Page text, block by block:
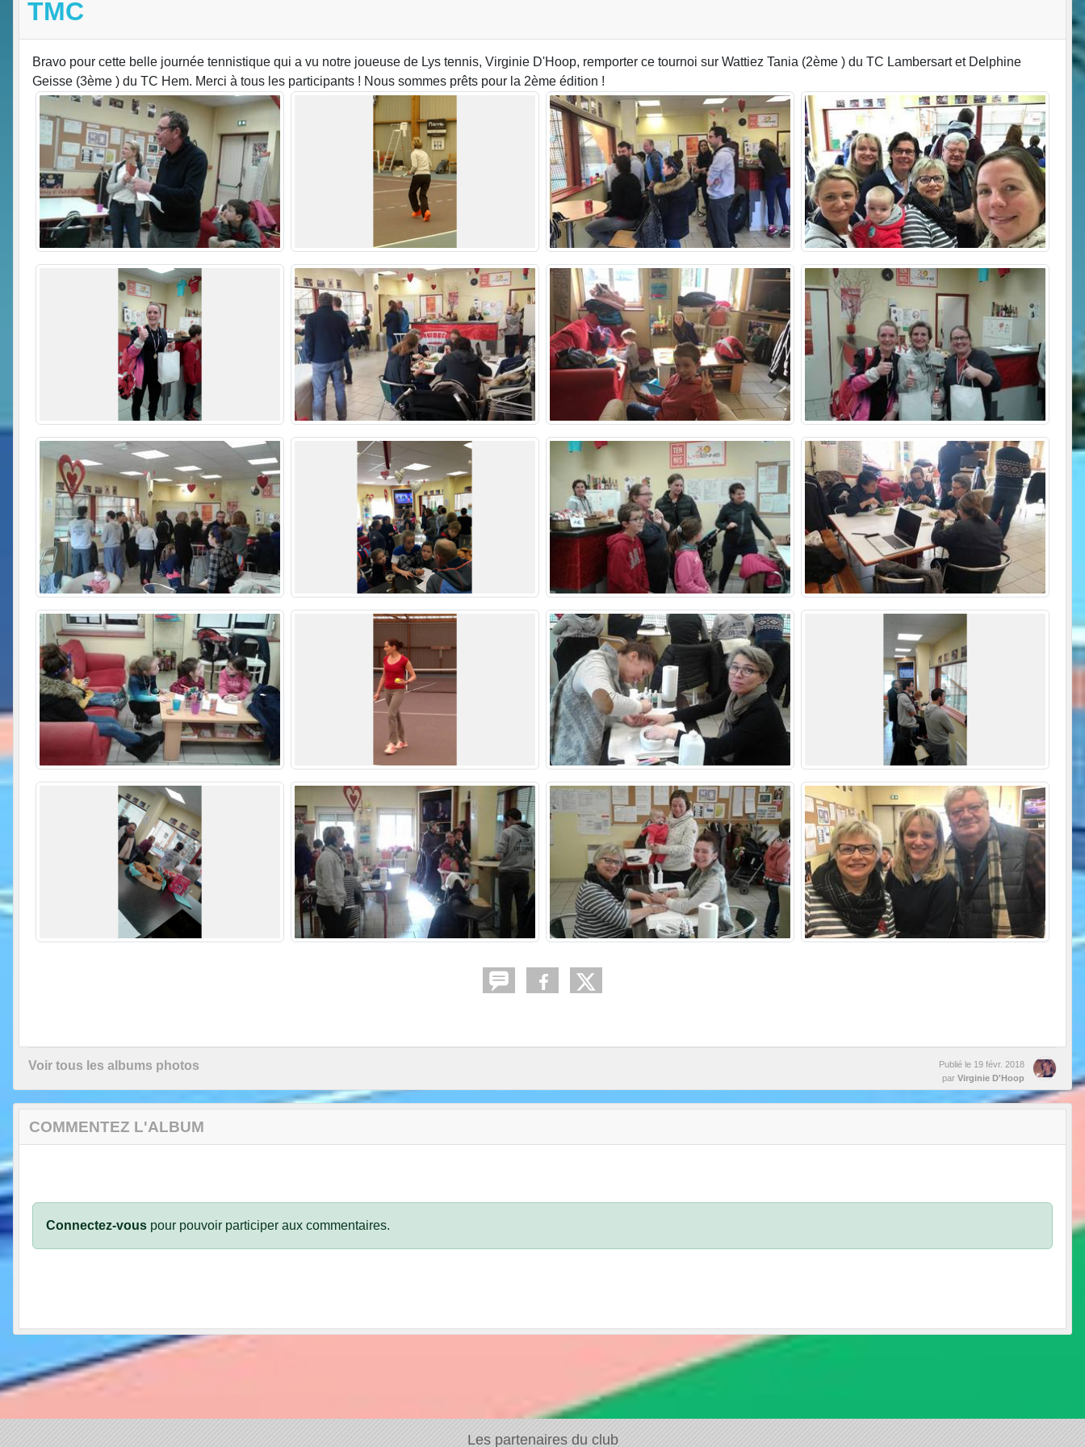
TMC
Bravo pour cette belle journée tennistique qui a vu notre joueuse de Lys tennis, Virginie D'Hoop, remporter ce tournoi sur Wattiez Tania (2ème ) du TC Lambersart et Delphine
Geisse (3ème ) du TC Hem. Merci à tous les participants ! Nous sommes prêts pour la 2ème édition !
Voir tous les albums photos Publié le 19 févr. 2018
par Virginie D'Hoop
COMMENTEZ L'ALBUM
Connectez-vous pour pouvoir participer aux commentaires.
Les partenaires du club